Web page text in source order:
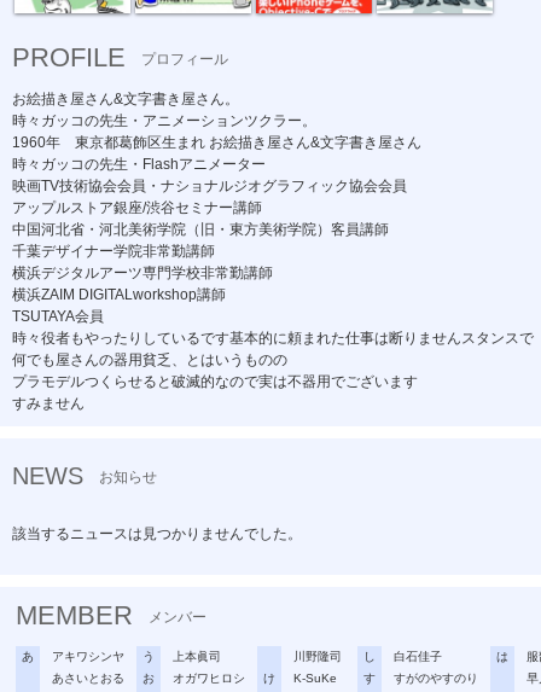
PROFILE プロフィール
お絵描き屋さん&文字書き屋さん。
時々ガッコの先生・アニメーションツクラー。
1960年 東京都葛飾区生まれ お絵描き屋さん&文字書き屋さん
時々ガッコの先生・ Flashアニメーター
映画TV技術協会会員・ナショナルジオグラフィック協会会員
アップルストア銀座/渋谷セミナー講師
中国河北省・河北美術学院（旧・東方美術学院）客員講師
千葉デザイナー学院非常勤講師
横浜デジタルアーツ専門学校非常勤講師
横浜ZAIM DIGITALworkshop講師
TSUTAYA会員
時々役者もやったりしているです基本的に頼まれた仕事は断りませんスタンスで
何でも屋さんの器用貧乏、とはいうものの
プラモデルつくらせると破滅的なので実は不器用でございます
すみません
NEWS お知らせ
該当するニュースは見つかりませんでした。
MEMBER メンバー
あ
アキワシンヤ
あさいとおる
う
上本眞司
お
オガワヒロシ
川野隆司
け
K-SuKe
し
白石佳子
す
すがのやすのり
は
早